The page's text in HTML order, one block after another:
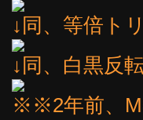
↓同、等倍ト
↓同、白黒反
※※2年前、